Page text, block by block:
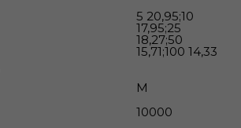
5 20,95;10
17,95;25
18,27;50
15,71;100 14,33
M
10000